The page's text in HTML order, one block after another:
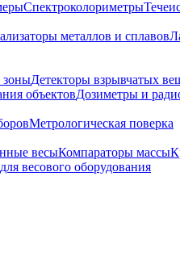
Спектроколориметры
металлов и сплавов
зоныДетекторы взрывчатых
объектовДозиметры и
Метрологическая поверка
весыКомпараторы массы
весового оборудования